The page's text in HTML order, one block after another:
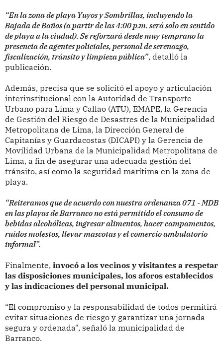
“En la zona de playa Yuyos y Sombrillas, incluyendo la
Bajada de Baños (a partir de las 4:00 p.m. será solo en sentido
de playa a la ciudad). Se reforzará desde muy temprano la
presencia de agentes policiales, personal de serenazgo,
fiscalización, tránsito y limpieza pública”, detalló la
publicación.
Además, precisa que se solicitó el apoyo y articulación
interinstitucional con la Autoridad de Transporte
Urbano para Lima y Callao (ATU), EMAPE, la Gerencia
de Gestión del Riesgo de Desastres de la Municipalidad
Metropolitana de Lima, la Dirección General de
Capitanías y Guardacostas (DICAPI) y la Gerencia de
Movilidad Urbana de la Municipalidad Metropolitana de
Lima, a fin de asegurar una adecuada gestión del
tránsito, así como la seguridad marítima en la zona de
playa.
“Reiteramos que de acuerdo con nuestra ordenanza 071 - MDB
en las playas de Barranco no está permitido el consumo de
bebidas alcohólicas, ingresar alimentos, hacer campamentos,
ruidos molestos, llevar mascotas y el comercio ambulatorio
informal”.
Finalmente, invocó a los vecinos y visitantes a respetar
las disposiciones municipales, los aforos establecidos
y las indicaciones del personal municipal.
“El compromiso y la responsabilidad de todos permitirá
evitar situaciones de riesgo y garantizar una jornada
segura y ordenada", señaló la municipalidad de
Barranco.